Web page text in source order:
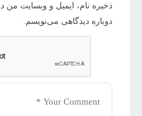
ذخیره نام، ایمیل و وبسایت من
دوباره دیدگاهی می‌نویسم.